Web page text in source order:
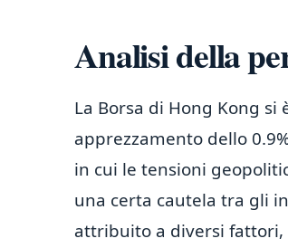
Analisi della
La Borsa di Hong Kong
apprezzamento dello
in cui le tensioni
una certa cautela tra gli
attribuito a diversi fattori,